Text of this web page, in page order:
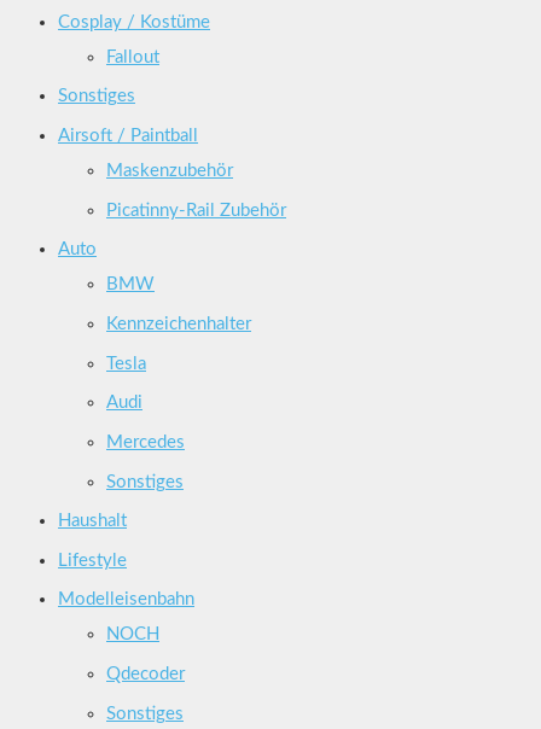
Cosplay / Kostüme
Fallout
Sonstiges
Airsoft / Paintball
Maskenzubehör
Picatinny-Rail Zubehör
Auto
BMW
Kennzeichenhalter
Tesla
Audi
Mercedes
Sonstiges
Haushalt
Lifestyle
Modelleisenbahn
NOCH
Qdecoder
Sonstiges